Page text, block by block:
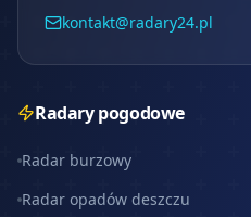
kontakt@radary24.pl
Radary pogodowe
Radar burzowy
Radar opadów deszczu